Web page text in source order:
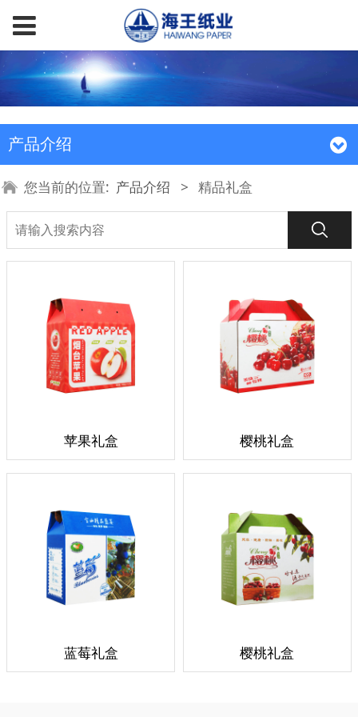
产品介绍
您当前的位置: 产品介绍 > 精品礼盒
苹果礼盒 樱桃礼盒
蓝莓礼盒 樱桃礼盒